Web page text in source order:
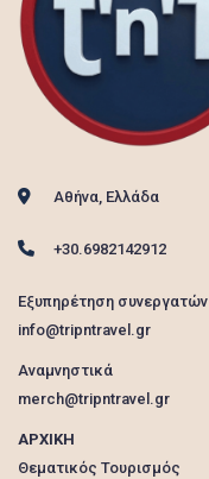
Αθήνα, Ελλάδα
+30.6982142912
Εξυπηρέτηση συνεργατών
info@tripntravel.gr
Αναμνηστικά
merch@tripntravel.gr
ΑΡΧΙΚΗ
Θεματικός Τουρισμός